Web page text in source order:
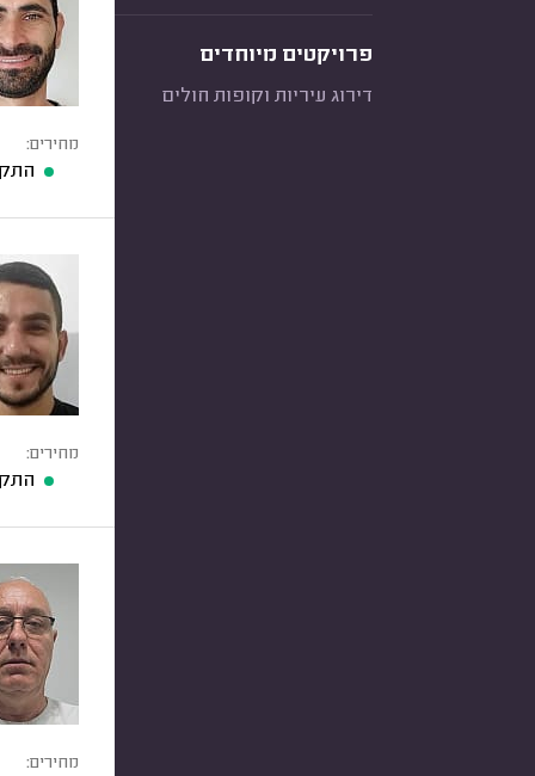
פרויקטים מיוחדים
דירוג עיריות וקופות חולים
מחירים:
מחירים:
מחירים: